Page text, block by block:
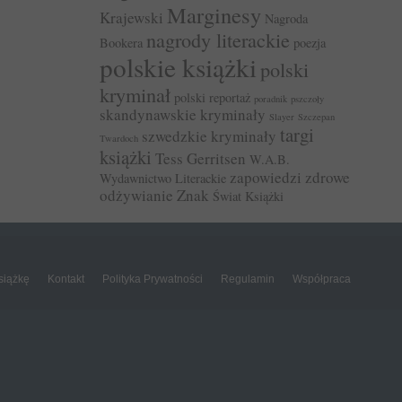
Krajewski Marginesy Nagroda
Bookera nagrody literackie poezja
polskie książki polski
kryminał polski reportaż poradnik pszczoły
skandynawskie kryminały Slayer Szczepan
Twardoch szwedzkie kryminały targi
książki Tess Gerritsen W.A.B.
Wydawnictwo Literackie zapowiedzi zdrowe
odżywianie Znak Świat Książki
Kontakt Polityka Prywatności Regulamin Współpraca